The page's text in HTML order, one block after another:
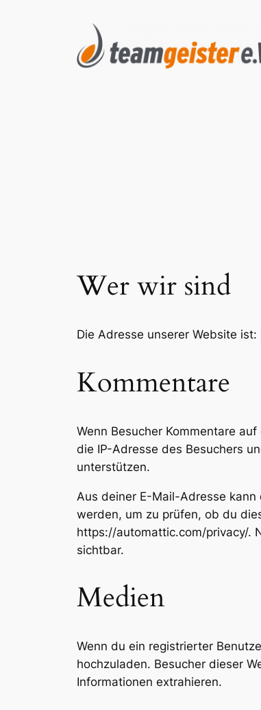
Wer wir sind
Die Adresse unserer Website
Kommentare
Wenn Besucher Kommentare
die IP-Adresse des Besuchers
unterstützen.
Aus deiner E-Mail-Adresse
werden, um zu prüfen, ob du
https://automattic.com/privacy/.
sichtbar.
Medien
Wenn du ein registrierter
hochzuladen. Besucher dieser
Informationen extrahieren.